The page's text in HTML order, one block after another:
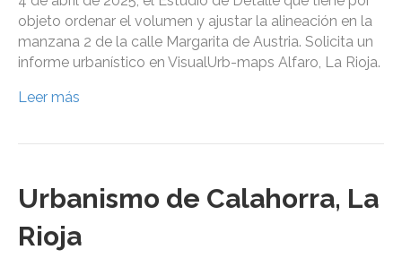
objeto ordenar el volumen y ajustar la alineación en la
manzana 2 de la calle Margarita de Austria. Solicita un
informe urbanístico en VisualUrb-maps Alfaro, La Rioja.
Leer más
Urbanismo de Calahorra, La
Rioja